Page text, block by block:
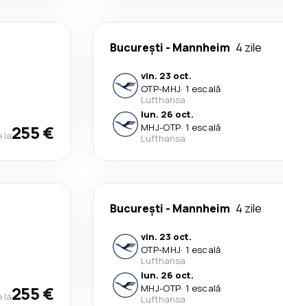
la255 €
București - Mannheim 4 zile
vin. 23 oct.
OTP-MHJ· 1 escală
Lufthansa
lun. 26 oct.
MHJ-OTP· 1 escală
Lufthansa
la255 €
București - Mannheim 4 zile
vin. 23 oct.
OTP-MHJ· 1 escală
Lufthansa
lun. 26 oct.
MHJ-OTP· 1 escală
Lufthansa